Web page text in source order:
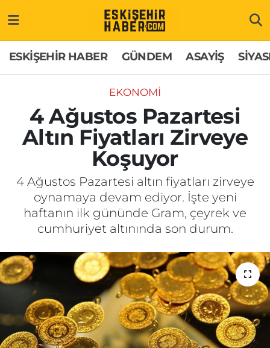
ESKİŞEHİR HABER GÜNDEM ASAYİŞ
EKONOMİ
4 Ağustos Pazartesi
Altın Fiyatları Zirveye
Koşuyor
4 Ağustos Pazartesi altın fiyatları zirveye
oynamaya devam ediyor. İşte yeni
haftanın ilk gününde Gram, çeyrek ve
cumhuriyet altınında son durum.
GÜNDEM
ASAYİŞ
SİYASET
SAĞLIK
EĞİTİM
SPOR
MAGAZİN
ESKİŞEHİRSPOR
Hakkımızda
İletişim
Künye
Odunpazarı Trafik Yoğunluk Haritası
Süper Lig Puan Durumu ve Fikstür
Tüm Manşetler
Son Dakika Haberleri
Haber Arşivi